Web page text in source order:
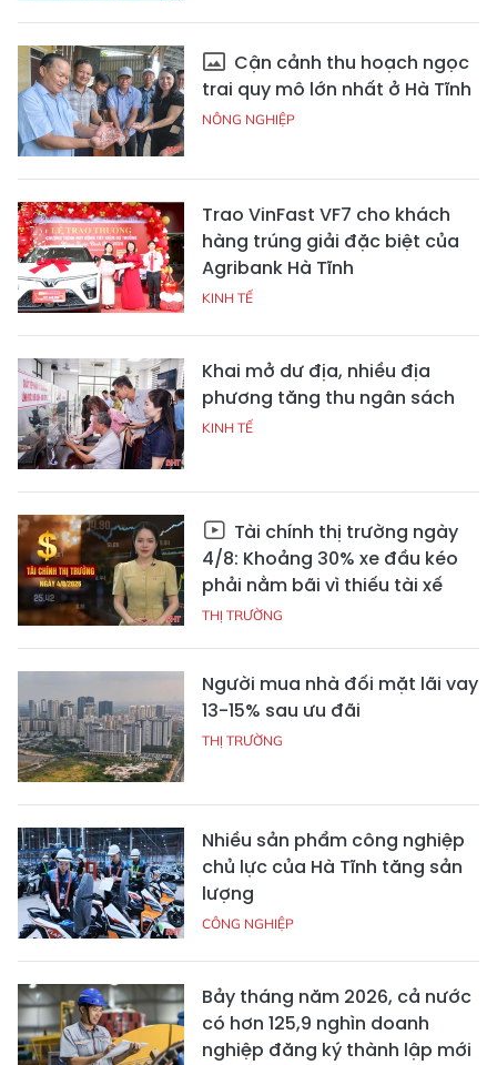
Cận cảnh thu hoạch ngọc
trai quy mô lớn nhất ở Hà Tĩnh
NÔNG NGHIỆP
Trao VinFast VF7 cho khách
hàng trúng giải đặc biệt của
Agribank Hà Tĩnh
KINH TẾ
Khai mở dư địa, nhiều địa
phương tăng thu ngân sách
KINH TẾ
Tài chính thị trường ngày
4/8: Khoảng 30% xe đầu kéo
phải nằm bãi vì thiếu tài xế
THỊ TRƯỜNG
Người mua nhà đối mặt lãi vay
13-15% sau ưu đãi
THỊ TRƯỜNG
Nhiều sản phẩm công nghiệp
chủ lực của Hà Tĩnh tăng sản
lượng
CÔNG NGHIỆP
Bảy tháng năm 2026, cả nước
có hơn 125,9 nghìn doanh
nghiệp đăng ký thành lập mới